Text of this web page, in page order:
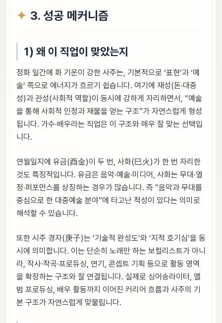
3. 성공 메커니즘
1) 왜 이 직업이 맞았는지
정화 일간에 화 기운이 강한 사주는, 기본적으로 ‘표현’과 ‘예
술’ 쪽으로 에너지가 흐르기 쉽습니다. 여기에 재성(돈·대중
성)과 관성(사회적 역할)이 동시에 강하게 자리하면서, “예술
을 통해 사회적 인정과 재물을 얻는 구조”가 자연스럽게 형성
됩니다. 가수·배우라는 직업은 이 구조와 매우 잘 맞는 선택입
니다.
연월일지에 유금(酉金)이 두 번, 사화(巳火)가 한 번 자리한
것도 특징적입니다. 유금은 음악·예술·미디어, 사화는 무대·열
정·퍼포먼스를 상징하는 경우가 많습니다. 즉 “음악과 무대를
중심으로 한 대중예술 분야”에 타고난 적성이 있다는 의미로
해석할 수 있습니다.
또한 시주 경자(庚子)는 ‘기술적 완성도’와 ‘지적 호기심’을 동
시에 의미합니다. 이는 단순히 노래만 하는 보컬리스트가 아니
라, 작사·작곡·프로듀싱, 연기, 콘셉트 기획 등으로 활동 영역
을 확장하는 구조와 잘 연결됩니다. 실제로 싱어송라이터, 앨
범 프로듀싱, 배우 활동까지 이어진 커리어 흐름과 사주의 기
본 구조가 자연스럽게 맞물립니다.